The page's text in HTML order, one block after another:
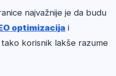
najvažnije je da budu
optimizacija i
korisnik lakše razume